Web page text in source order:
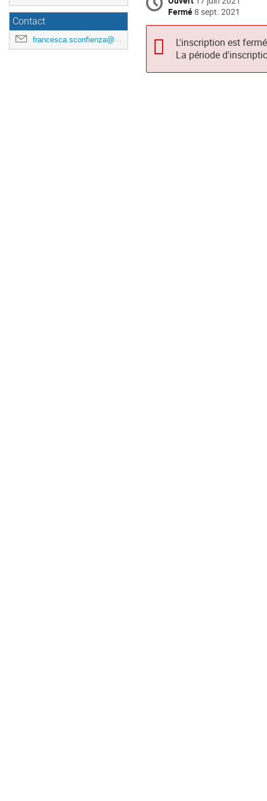
Contact
francesca.sconfienza@universite-paris-saclay.fr
Fermé8 sept. 2021
L'inscription est
La période